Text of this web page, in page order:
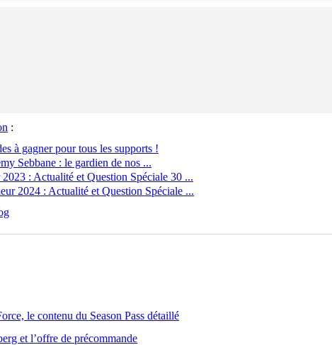
:
à gagner pour tous les supports !
Sebbane : le gardien de nos ...
: Actualité et Question Spéciale 30 ...
2024 : Actualité et Question Spéciale ...
le contenu du Season Pass détaillé
et l’offre de précommande